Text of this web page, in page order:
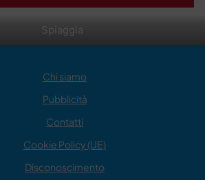
Spiaggia
Chi siamo
Pubblicità
Contatti
Cookie Policy (UE)
Disconoscimento